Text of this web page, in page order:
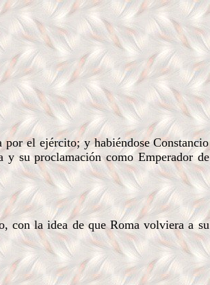
el ejército; y habiéndose Constancio
su proclamación como Emperador de
con la idea de que Roma volviera a su